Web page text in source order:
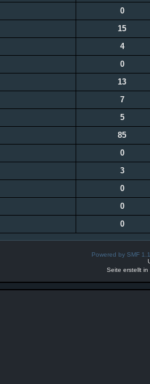
0
15
4
0
13
7
5
85
0
3
0
0
0
Powered by SMF
Seite erstellt